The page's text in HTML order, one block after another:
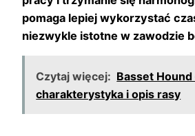
pomaga lepiej wykorzystać
niezwykle istotne w zawodzie
Czytaj więcej: Basset Hound
charakterystyka i opis rasy